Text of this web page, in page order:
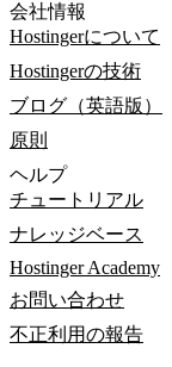
会社情報
Hostingerについて
Hostingerの技術
ブログ（英語版）
原則
ヘルプ
チュートリアル
ナレッジベース
Hostinger Academy
お問い合わせ
不正利用の報告